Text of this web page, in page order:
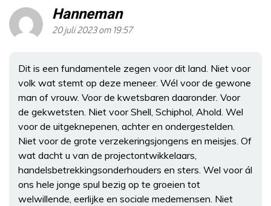
Hanneman
20 juli 2023 om 19:57
Dit is een fundamentele zegen voor dit land. Niet voor
volk wat stemt op deze meneer. Wél voor de gewone
man of vrouw. Voor de kwetsbaren daaronder. Voor
de gekwetsten. Niet voor Shell, Schiphol, Ahold. Wel
voor de uitgeknepenen, achter en ondergestelden.
Niet voor de grote verzekeringsjongens en meisjes. Of
wat dacht u van de projectontwikkelaars,
handelsbetrekkingsonderhouders en sters. Wel voor ál
ons hele jonge spul bezig op te groeien tot
welwillende, eerlijke en sociale medemensen. Niet